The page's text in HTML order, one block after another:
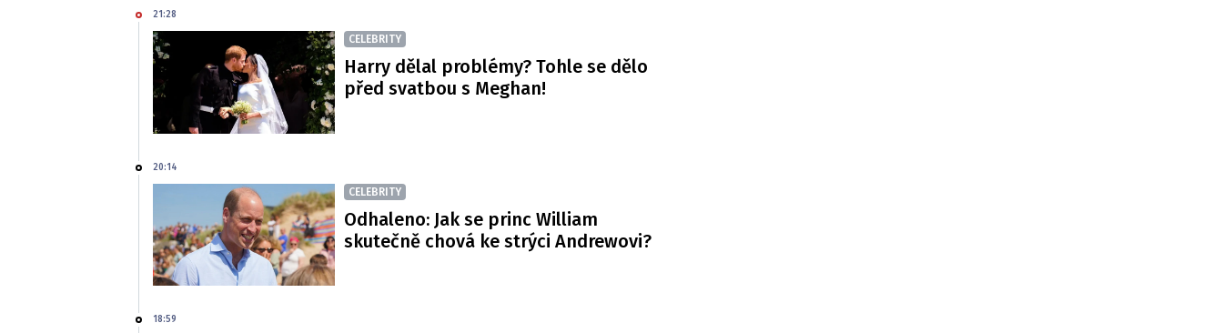
21:28
CELEBRITY
Harry dělal problémy? Tohle se dělo
před svatbou s Meghan!
20:14
CELEBRITY
Odhaleno: Jak se princ William
skutečně chová ke strýci Andrewovi?
18:59